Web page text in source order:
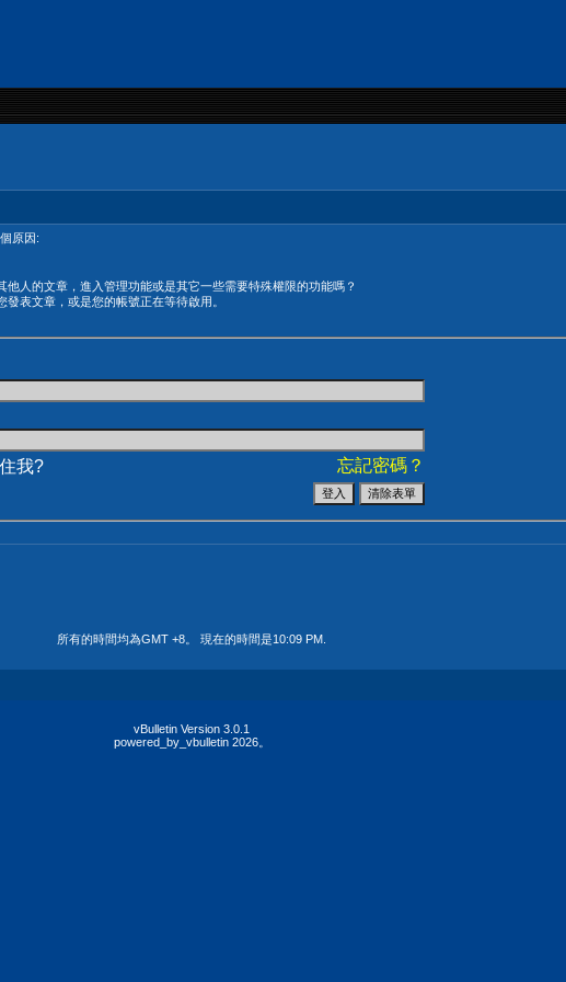
原因:
人的文章，進入管理功能或是其它一些需要特殊權限的功能嗎？
表文章，或是您的帳號正在等待啟用。
忘記密碼？
我?
所有的時間均為GMT +8。 現在的時間是10:09 PM
vBulletin Version 3.0.1
powered_by_vbulletin 2026。